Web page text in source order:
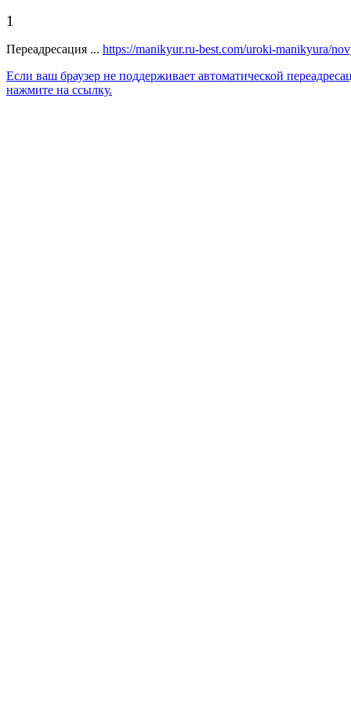
1
Переадресация ... https://manikyur.ru-best.com/uroki-manikyura/
Если ваш браузер не поддерживает автоматической
нажмите на ссылку.